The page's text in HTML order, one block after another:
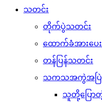
သတင်း
တိုက်ပွဲသတင်း
ထောက်ခံအားပေ
တန်ပြန်သတင်း
သကသအကွဲအပြဲ
သူတို့ပြော